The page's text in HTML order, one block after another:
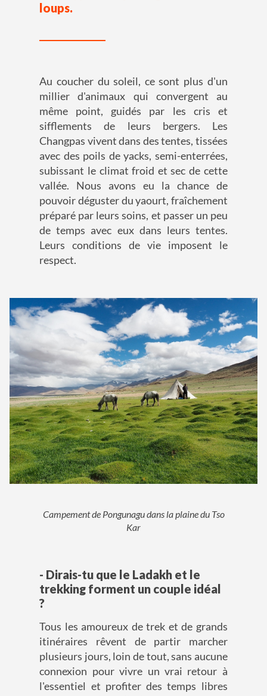
loups.
Au coucher du soleil, ce sont plus d'un
millier d'animaux qui convergent au
même point, guidés par les cris et
sifflements de leurs bergers. Les
Changpas vivent dans des tentes, tissées
avec des poils de yacks, semi-enterrées,
subissant le climat froid et sec de cette
vallée. Nous avons eu la chance de
pouvoir déguster du yaourt, fraîchement
préparé par leurs soins, et passer un peu
de temps avec eux dans leurs tentes.
Leurs conditions de vie imposent le
respect.
Campement de Pongunagu dans la plaine du Tso
Kar
- Dirais-tu que le Ladakh et le
trekking forment un couple idéal
?
Tous les amoureux de trek et de grands
itinéraires rêvent de partir marcher
plusieurs jours, loin de tout, sans aucune
connexion pour vivre un vrai retour à
l'essentiel et profiter des temps libres